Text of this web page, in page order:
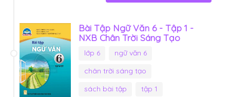
Bài Tập Ngữ Văn 6 - Tập 1 -
NXB Chân Trời Sáng Tạo
lớp 6
ngữ văn 6
chân trời sáng tạo
sách bài tập
tập 1